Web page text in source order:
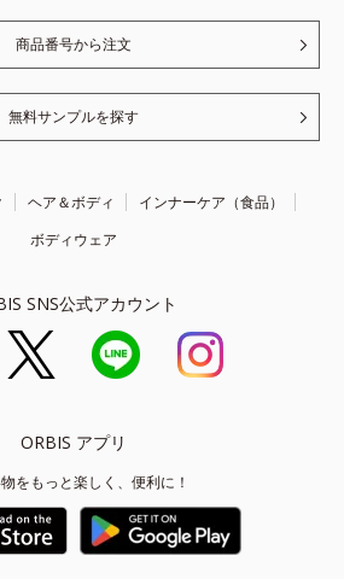
商品番号から注文
無料サンプルを探す
ヘア＆ボディ
インナーケア（食品）
ボディウェア
SNS公式アカウント
ORBIS アプリ
をもっと楽しく、便利に！